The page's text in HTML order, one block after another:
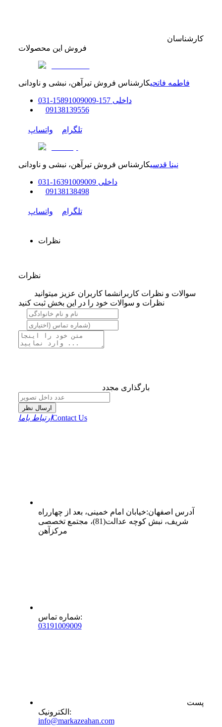
کارشناسان
فروش این محصولات
فاطمه فاتحیکارشناس فروش تیرآهن، نبشی و ناودانی
داخلی157-158
91009009
-
031
09138139556
تلگرام واتساپ
نینا قدسیکارشناس فروش تیرآهن، نبشی و ناودانی
داخلی 16391009009
-
031
09138138498
تلگرام واتساپ
نظرات
نظرات
سوالات و نظرات کاربرانشما کاربران عزیز میتوانید
نظرات و سوالات خود را در این بخش ثبت کنید
بارگذاری مجدد
ارسال نظر
ارتباط باماContact Us
آدرس اصفهان:خیابان امام خمینی، بعد از چهارراه
شریف، نبش کوچه عدالت(81)، مجتمع تخصصی
مرکزآهن
شماره تماس:
03191009009
پست
الکترونیک :
info@markazeahan.com